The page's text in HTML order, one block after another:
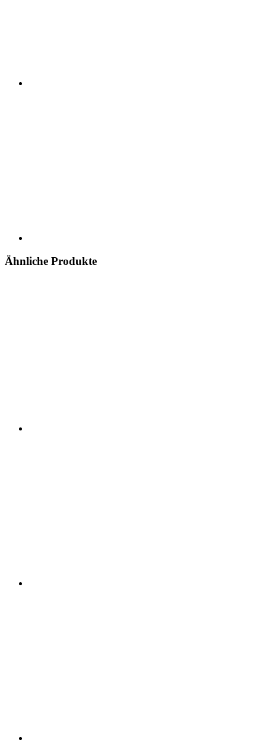
Ähnliche Produkte